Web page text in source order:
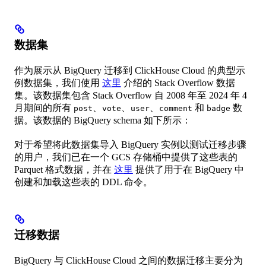
数据集
作为展示从 BigQuery 迁移到 ClickHouse Cloud 的典型示
例数据集，我们使用 这里 介绍的 Stack Overflow 数据
集。该数据集包含 Stack Overflow 自 2008 年至 2024 年 4
月期间的所有 post vote user comment 和 badge 数
据。该数据的 BigQuery schema 如下所示：
对于希望将此数据集导入 BigQuery 实例以测试迁移步骤
的用户，我们已在一个 GCS 存储桶中提供了这些表的
Parquet 格式数据，并在 这里 提供了用于在 BigQuery 中
创建和加载这些表的 DDL 命令。
迁移数据
BigQuery 与 ClickHouse Cloud 之间的数据迁移主要分为